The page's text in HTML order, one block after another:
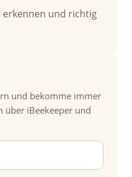
und richtig
und bekomme immer
über iBeekeeper und